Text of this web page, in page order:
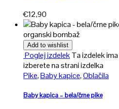
€12,90
organski bombaž
Add to wishlist
Poglej izdelekTa izdelek
izberete na strani izdelka
Pike,Baby kapice,Oblačila
Baby kapica – bela/črne pike